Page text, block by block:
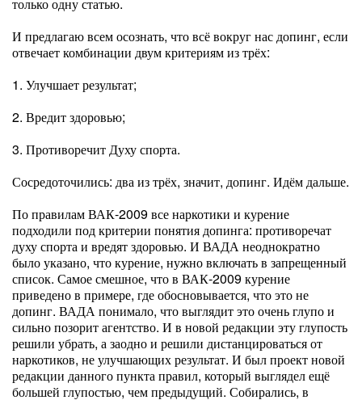
И предлагаю всем осознать, что всё вокруг нас допинг, если
отвечает комбинации двум критериям из трёх:
1. Улучшает результат;
2. Вредит здоровью;
3. Противоречит Духу спорта.
Сосредоточились: два из трёх, значит, допинг. Идём дальше.
По правилам ВАК-2009 все наркотики и курение
подходили под критерии понятия допинга: противоречат
духу спорта и вредят здоровью. И ВАДА неоднократно
было указано, что курение, нужно включать в запрещенный
список. Самое смешное, что в ВАК-2009 курение
приведено в примере, где обосновывается, что это не
допинг. ВАДА понимало, что выглядит это очень глупо и
сильно позорит агентство. И в новой редакции эту глупость
решили убрать, а заодно и решили дистанцироваться от
наркотиков, не улучшающих результат. И был проект новой
редакции данного пункта правил, который выглядел ещё
большей глупостью, чем предыдущий. Собирались, в